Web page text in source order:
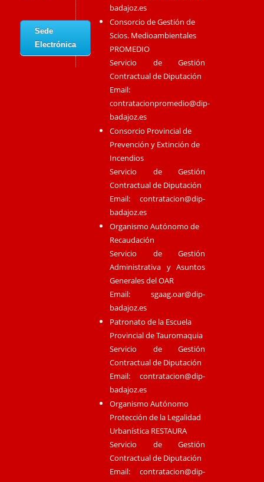
Sede
Electrónica
badajoz.es
Consorcio de Gestión de
Scios. Medioambientales
PROMEDIO
Servicio de Gestión
Contractual de Diputación
Email:
contratacionpromedio@dip-
badajoz.es
Consorcio Provincial de
Prevención y Extinción de
Incendios
Servicio de Gestión
Contractual de Diputación
Email:contratacion@dip-
badajoz.es
Organismo Autónomo de
Recaudación
Servicio de Gestión
Administrativa y Asuntos
Generales del OAR
Email:sgaag.oar@dip-
badajoz.es
Patronato de la Escuela
Provincial de Tauromaquia
Servicio de Gestión
Contractual de Diputación
Email:contratacion@dip-
badajoz.es
Organismo Autónomo
Protección de la Legalidad
Urbanística RESTAURA
Servicio de Gestión
Contractual de Diputación
Email:contratacion@dip-